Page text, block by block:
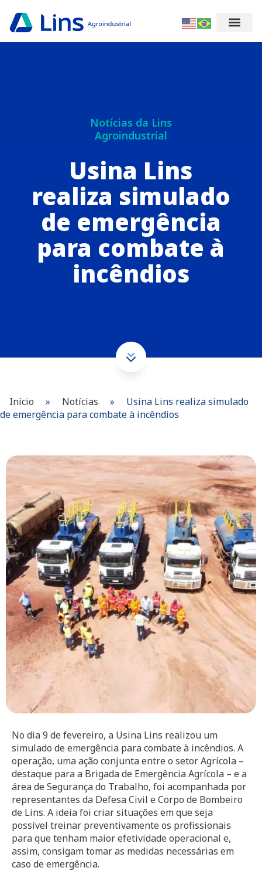
Notícias da Lins
Agroindustrial
Usina Lins
realiza simulado
de emergência
para combate à
incêndios
Início » Notícias »
Usina Lins realiza simulado
de emergência para combate à incêndios
No dia 9 de fevereiro, a Usina Lins realizou um
simulado de emergência para combate à incêndios. A
operação, uma ação conjunta entre o setor Agrícola –
destaque para a Brigada de Emergência Agrícola – e a
área de Segurança do Trabalho, foi acompanhada por
representantes da Defesa Civil e Corpo de Bombeiro
de Lins. A ideia foi criar situações em que seja
possível treinar preventivamente os profissionais
para que tenham maior efetividade operacional e,
assim, consigam tomar as medidas necessárias em
caso de emergência.